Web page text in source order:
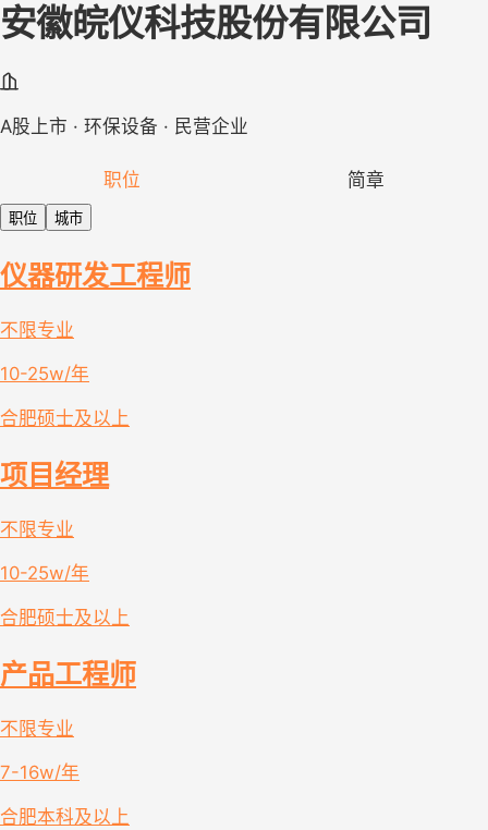
安徽皖仪科技股份有限公司
A股上市 · 环保设备 · 民营企业
职位 简章
职位 城市
仪器研发工程师
不限专业
10-25w/年
合肥硕士及以上
项目经理
不限专业
10-25w/年
合肥硕士及以上
产品工程师
不限专业
7-16w/年
合肥本科及以上